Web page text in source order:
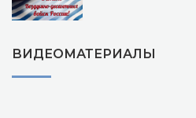
ВИДЕОМАТЕРИАЛЫ